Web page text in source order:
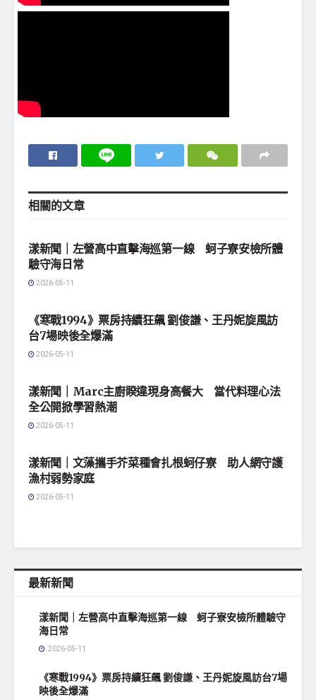
相關的文章
漾新聞｜左營高中直擊海巡第一線 蚵子寮安檢所體
驗守海日常
2026-05-11
《寒戰1994》票房持續狂飆 劉俊謙、王丹妮旋風訪
台7場映後全爆滿
2026-05-11
漾新聞｜Marc主廚睽違現身高餐大 當代料理心法
全公開掀學習熱潮
2026-05-11
漾新聞｜文藻攜手芥菜種會扎根蚵仔寮 助人網守護
漁村弱勢家庭
2026-05-11
最新新聞
漾新聞｜左營高中直擊海巡第一線 蚵子寮安檢所體驗守
海日常
2026-05-11
《寒戰1994》票房持續狂飆 劉俊謙、王丹妮旋風訪台7場
映後全爆滿